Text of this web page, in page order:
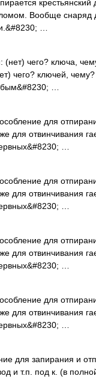
крестьянский
Вообще снаряд
…
чего? ключа,
чего? ключей,
…
для
для отвинчивания
…
для
для отвинчивания
…
для
для отвинчивания
…
для
для отвинчивания
…
для запирания и
и т.п. под к. (в